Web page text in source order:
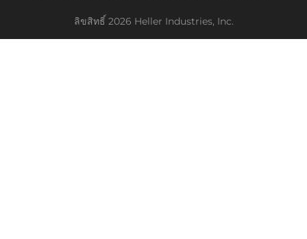
ลิขสิทธิ์ 2026 Heller Industries, Inc.